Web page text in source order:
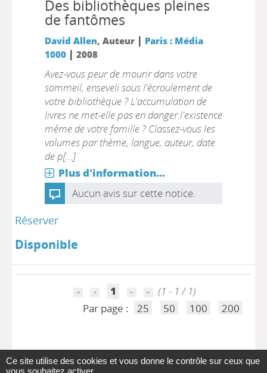
Des bibliothèques pleines
de fantômes
David Allen, Auteur | Paris : Média
1000| 2008
Avez-vous peur de mourir dans votre
sommeil, enseveli sous l'écroulement de
votre bibliothèque ? L'accumulation de
livres ne met-elle pas en danger l'existence
même de votre famille ? Classez-vous les
volumes par thème, langue, auteur, date
de p[...]
Plus d'information...
Aucun avis sur cette notice.
Réserver
Disponible
1
(1 - 1 / 1)
Par page :
25 50 100 200
Ce site utilise des cookies et vous donne le contrôle sur ceux que
vous souhaitez activer